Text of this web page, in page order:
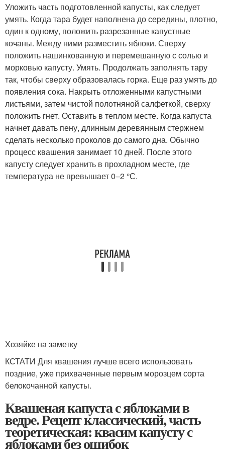
Уложить часть подготовленной капусты, как следует
умять. Когда тара будет наполнена до середины, плотно,
один к одному, положить разрезанные капустные
кочаны. Между ними разместить яблоки. Сверху
положить нашинкованную и перемешанную с солью и
морковью капусту. Умять. Продолжать заполнять тару
так, чтобы сверху образовалась горка. Еще раз умять до
появления сока. Накрыть отложенными капустными
листьями, затем чистой полотняной салфеткой, сверху
положить гнет. Оставить в теплом месте. Когда капуста
начнет давать пену, длинным деревянным стержнем
сделать несколько проколов до самого дна. Обычно
процесс квашения занимает 10 дней. После этого
капусту следует хранить в прохладном месте, где
температура не превышает 0–2 °С.
Хозяйке на заметку
КСТАТИ Для квашения лучше всего использовать
поздние, уже прихваченные первым морозцем сорта
белокочанной капусты.
Квашеная капуста с яблоками в
ведре. Рецепт классический, часть
теоретическая: квасим капусту с
яблоками без ошибок